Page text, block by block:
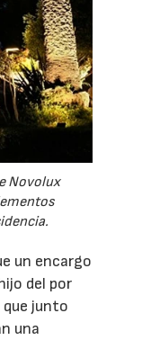
Novolux
un encargo
del por
que junto
una